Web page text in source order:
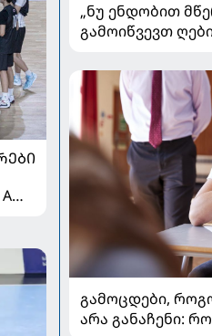
„ნუ ენდობით
გამოიწვევთ
ბავშვი
პედიატრ სალომე
რჩევები
გამოცდები,
არა განაჩენი: